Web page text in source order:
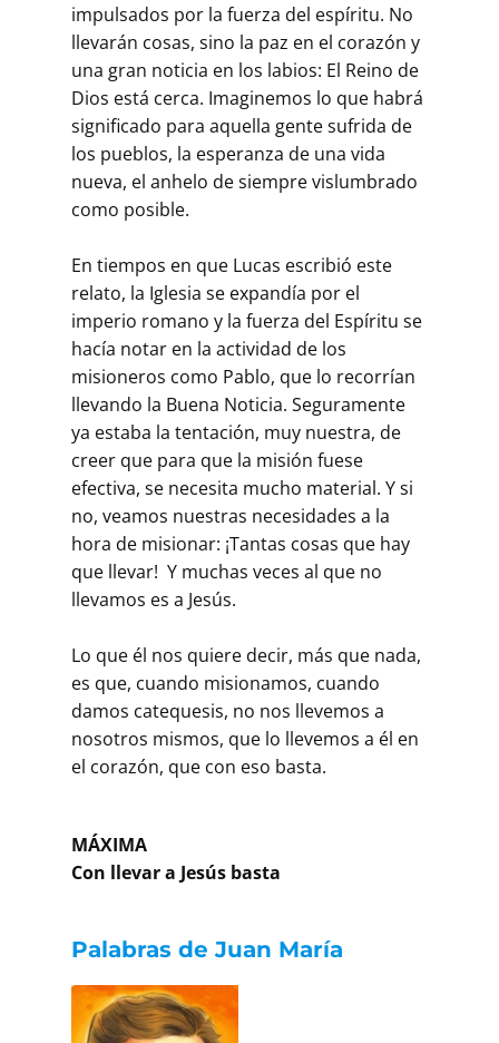
impulsados por la fuerza del espíritu. No
llevarán cosas, sino la paz en el corazón y
una gran noticia en los labios: El Reino de
Dios está cerca. Imaginemos lo que habrá
significado para aquella gente sufrida de
los pueblos, la esperanza de una vida
nueva, el anhelo de siempre vislumbrado
como posible.
En tiempos en que Lucas escribió este
relato, la Iglesia se expandía por el
imperio romano y la fuerza del Espíritu se
hacía notar en la actividad de los
misioneros como Pablo, que lo recorrían
llevando la Buena Noticia. Seguramente
ya estaba la tentación, muy nuestra, de
creer que para que la misión fuese
efectiva, se necesita mucho material. Y si
no, veamos nuestras necesidades a la
hora de misionar: ¡Tantas cosas que hay
que llevar! Y muchas veces al que no
llevamos es a Jesús.
Lo que él nos quiere decir, más que nada,
es que, cuando misionamos, cuando
damos catequesis, no nos llevemos a
nosotros mismos, que lo llevemos a él en
el corazón, que con eso basta.
MÁXIMA
Con llevar a Jesús basta
Palabras de Juan María